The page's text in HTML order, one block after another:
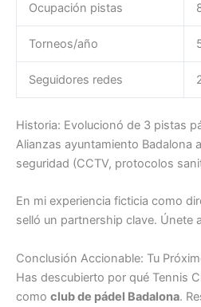
Ocupación pistas
Torneos/año
Seguidores redes
Historia: Evolucionó de 3 pistas
Alianzas ayuntamiento Badalona
seguridad (CCTV, protocolos
En mi experiencia ficticia como
selló un partnership clave. Únete
Conclusión Accionable: Tu
Has descubierto por qué Tennis
como club de pádel Badalona.